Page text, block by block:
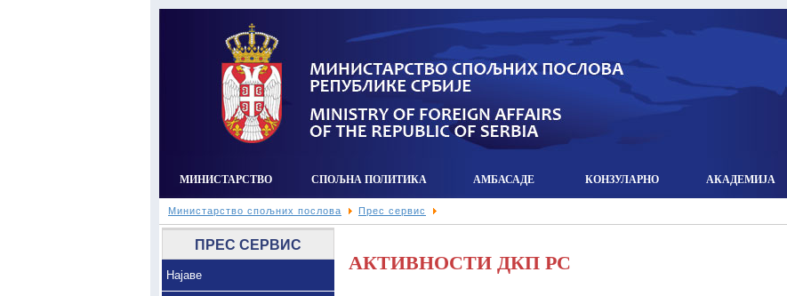
МИНИСТАРСТВО СПОЉНА ПОЛИТИКА АМБАСАДЕ КОНЗУЛАРНO АКАДЕМИЈА
Министарство спољних послова Прес сервис
ПРЕС СЕРВИС
Најаве АКТИВНОСТИ ДКП РС